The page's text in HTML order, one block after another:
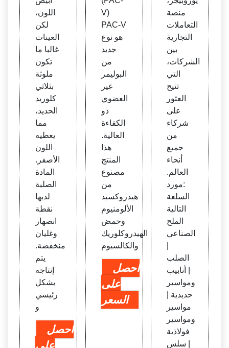
اللون،
لكن
العينات
غالبا ما
تكون
ملوثة
بثلاثي
كلوريد
الحديد،
مما
يعطيه
اللون
الأصفر.
المادة
الصلبة
لديها
نقطة
انصهار
وغليان
منخفضة.
يتم
إنتاجه
بشكل
رئيسي
و
احصل
على
ة للبو
لي أك
ريلامي
د لمعا
لجة ال
مياه ال
صناعي
ة
V)
PAC-V
هو نوع
جديد
من
البوليمر
غير
العضوي
ذو
الكفاءة
العالية.
هذا
المنتج
مصنوع
من
هيدروكسيد
الألومنيوم
وحمض
الهيدروكلوريك
والكالسيوم
احصل
على
السعر
منصة
التعاملات
التجارية
بين
الشركات،
التي
تتيح
العثور
على
شركاء
من
جميع
أنحاء
العالم.
:مورد
السلعة
التالية
الملح
الصناعي
الصلب
| أنابيب
ومواسير
حديدية |
مواسير
ومواسير
فولاذية
| سلس